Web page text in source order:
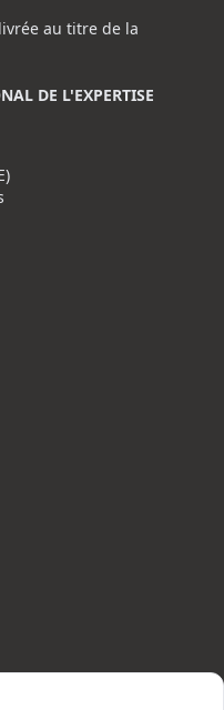
au titre de la
DE L'EXPERTISE